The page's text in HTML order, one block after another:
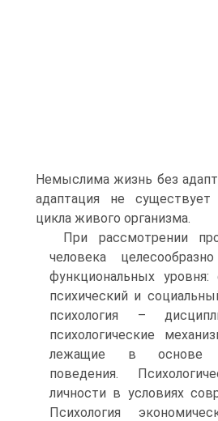
Немыслима жизнь без
адаптация не
цикла живого организма.
При рассмотрении
человека
функциональных уровня:
психический и
психология –
психологические
лежащие в основе
поведения.
личности в условиях
Психология